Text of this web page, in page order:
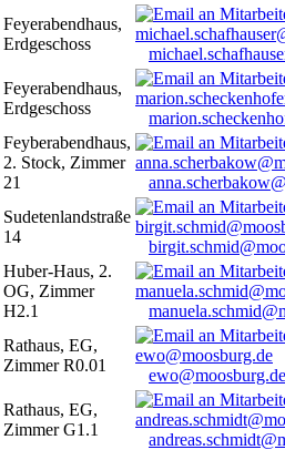
Feyerabendhaus,
Erdgeschoss
Feyerabendhaus,
Erdgeschoss
Feyberabendhaus,
2. Stock, Zimmer
21
Sudetenlandstraße
14
Huber-Haus, 2.
OG, Zimmer
H2.1
Rathaus, EG,
Zimmer R0.01
ewo@moosburg.de
Rathaus, EG,
Zimmer G1.1